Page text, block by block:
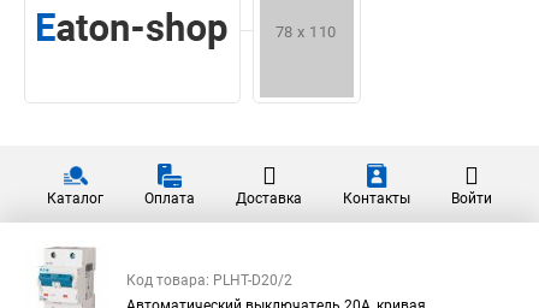
Каталог Оплата Доставка Контакты Войти
Код товара: PLHT-D20/2